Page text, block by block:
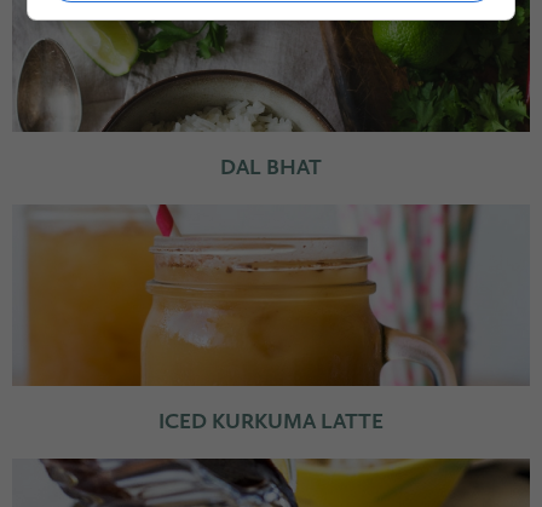
DAL BHAT
ICED KURKUMA LATTE